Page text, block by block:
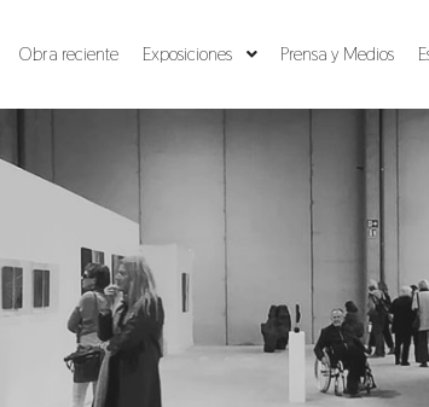
Obra reciente Exposiciones Prensa y Medios
Archivo de la etiqueta: